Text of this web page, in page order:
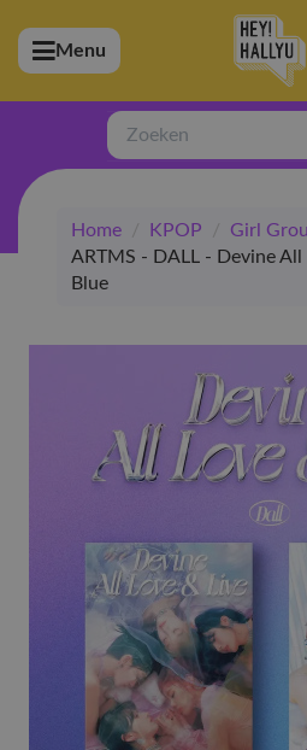
(Artiesten)
(Merchandise)
(Exclusive)
(Winkel)
Menu
Zoeken
Home / KPOP / Girl
ARTMS - DALL - Devine All
Blue